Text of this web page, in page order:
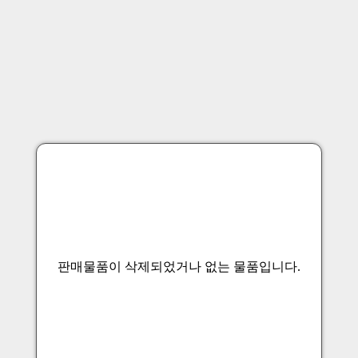
판매물품이 삭제되었거나 없는 물품입니다.